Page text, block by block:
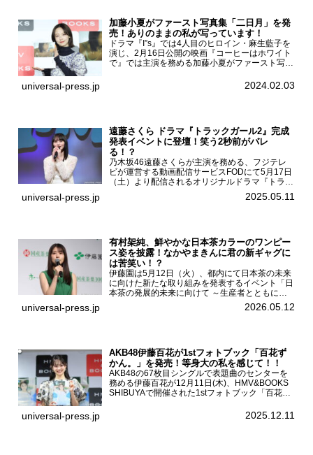
加藤小夏がファースト写真集「二日月」を発
売！ありのままの私が写っています！
ドラマ『I”s』では4人目のヒロイン・麻生藍子を
演じ、2月16日公開の映画『コーヒーはホワイト
で』では主演を務める加藤小夏がファースト写真
記念イベントをHMV＆BOOKS SHIBUYAで開催
universal-press.jp 2024.02.03
遠藤さくら ドラマ『トラックガール2』完成
発表イベントに登壇！笑う2秒前がバレ
る！？
乃木坂46遠藤さくらが主演を務める、フジテレ
ビが運営する動画配信サービスFODにて5月17日
（土）より配信されるオリジナルドラマ『トラッ
クガール2』の完成発表イベントが５月10日
（土）都内で開催された。FODドラマ『トラック
universal-press.jp 2025.05.11
有村架純、鮮やかな日本茶カラーのワンピー
ス姿を披露！なかやまきんに君の新ギャグに
は苦笑い！？
伊藤園は5月12日（火）、都内にて日本茶の未来
に向けた新たな取り組みを発表するイベント「日
本茶の発展的未来に向けて ～生産者とともに。
日本茶を世界へ～」を開催。イベントには伊藤園
のCMキャラクターを務める有村架純、伊藤園よ
universal-press.jp 2026.05.12
AKB48伊藤百花が1stフォトブック「百花ず
かん。」を発売！等身大の私を感じて！！
AKB48の67枚目シングルで表題曲のセンターを
務める伊藤百花が12月11日(木)、HMV&BOOKS
SHIBUYAで開催された1stフォトブック「百花ず
した。AKB48伊藤百花1stフォトブッ...
universal-press.jp 2025.12.11